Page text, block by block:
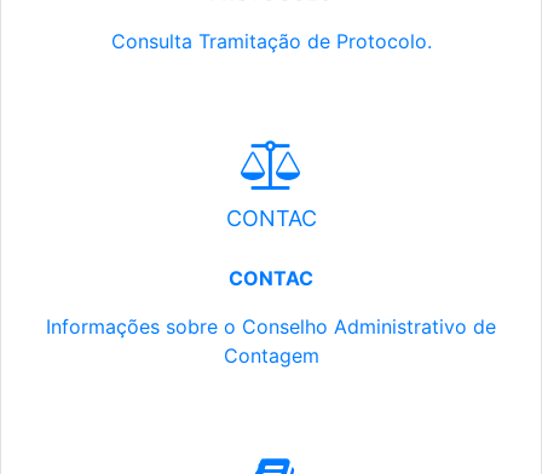
Consulta Tramitação de Protocolo.
CONTAC
CONTAC
Informações sobre o Conselho Administrativo de
Contagem